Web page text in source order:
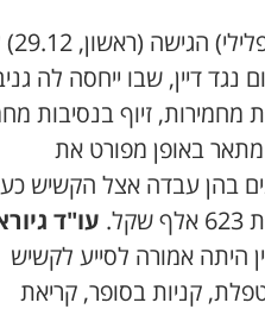
כך או
דיין, שבו ייחסה לה
זיוף בנסיבות
באופן מפורט את
בהן עבדה אצל הקשיש
עו"ד
היתה אמורה לסייע לקשיש
קניות בסופר, קריאת